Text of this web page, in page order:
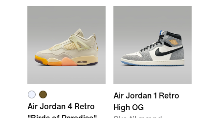
Air Jordan 4 Retro
Air Jordan 1 Retro
High OG